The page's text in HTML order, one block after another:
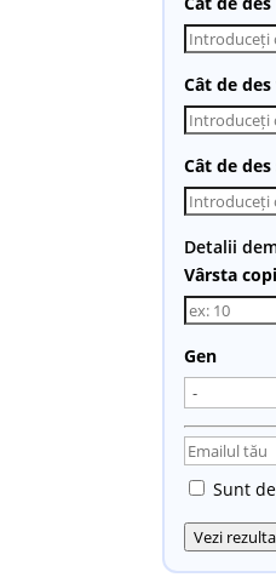
Cât de
Cât de
Detalii
Vârsta
Gen
Sunt
Vezi